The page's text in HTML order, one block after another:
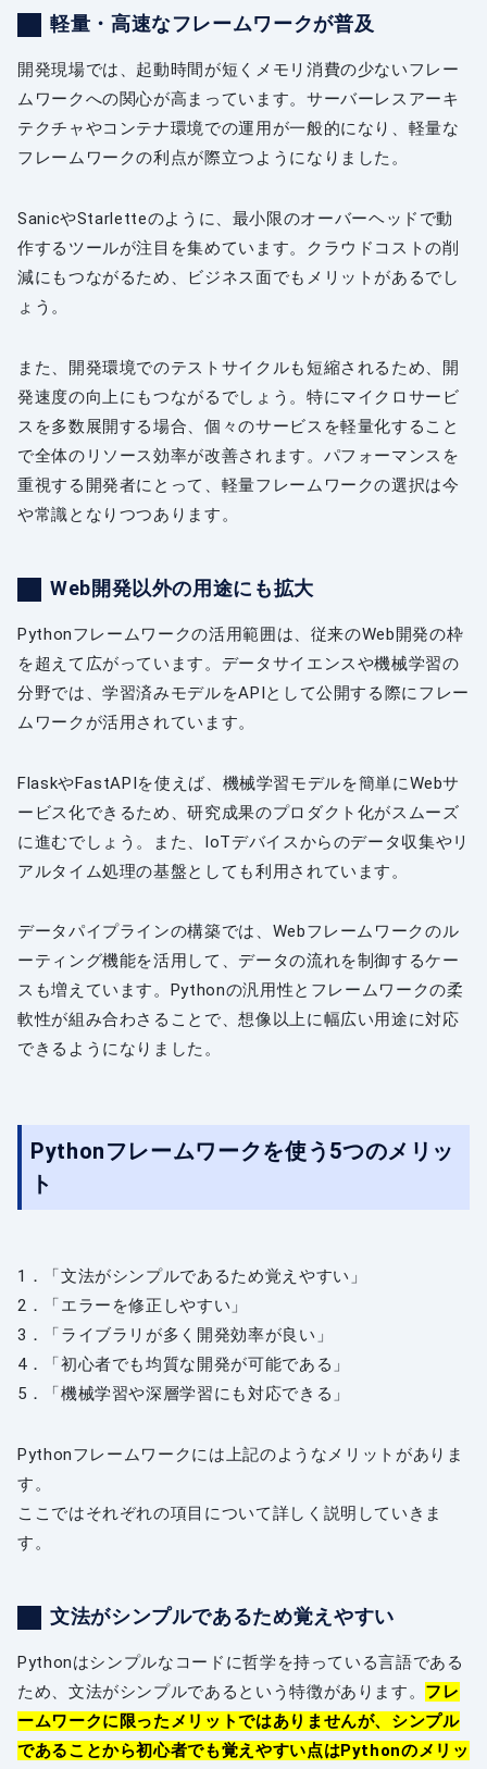
軽量・高速なフレームワークが普及
開発現場では、起動時間が短くメモリ消費の少ないフレー
ムワークへの関心が高まっています。サーバーレスアーキ
テクチャやコンテナ環境での運用が一般的になり、軽量な
フレームワークの利点が際立つようになりました。
SanicやStarletteのように、最小限のオーバーヘッドで動
作するツールが注目を集めています。クラウドコストの削
減にもつながるため、ビジネス面でもメリットがあるでし
ょう。
また、開発環境でのテストサイクルも短縮されるため、開
発速度の向上にもつながるでしょう。特にマイクロサービ
スを多数展開する場合、個々のサービスを軽量化すること
で全体のリソース効率が改善されます。パフォーマンスを
重視する開発者にとって、軽量フレームワークの選択は今
や常識となりつつあります。
Web開発以外の用途にも拡大
Pythonフレームワークの活用範囲は、従来のWeb開発の枠
を超えて広がっています。データサイエンスや機械学習の
分野では、学習済みモデルをAPIとして公開する際にフレー
ムワークが活用されています。
FlaskやFastAPIを使えば、機械学習モデルを簡単にWebサ
ービス化できるため、研究成果のプロダクト化がスムーズ
に進むでしょう。また、IoTデバイスからのデータ収集やリ
アルタイム処理の基盤としても利用されています。
データパイプラインの構築では、Webフレームワークのル
ーティング機能を活用して、データの流れを制御するケー
スも増えています。Pythonの汎用性とフレームワークの柔
軟性が組み合わさることで、想像以上に幅広い用途に対応
できるようになりました。
Pythonフレームワークを使う5つのメリッ
ト
1．「文法がシンプルであるため覚えやすい」
2．「エラーを修正しやすい」
3．「ライブラリが多く開発効率が良い」
4．「初心者でも均質な開発が可能である」
5．「機械学習や深層学習にも対応できる」
Pythonフレームワークには上記のようなメリットがありま
す。
ここではそれぞれの項目について詳しく説明していきま
す。
文法がシンプルであるため覚えやすい
Pythonはシンプルなコードに哲学を持っている言語である
ため、文法がシンプルであるという特徴があります。 フレ
ームワークに限ったメリットではありませんが、シンプル
であることから初心者でも覚えやすい点はPythonのメリッ